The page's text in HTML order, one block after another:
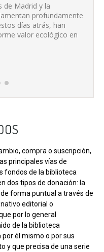
de Madrid y la
profundamente
días atrás, han
valor ecológico en
compra o suscripción,
principales vías de
fondos de la biblioteca
dos tipos de donación: la
forma puntual a través de
editorial o
por lo general
de la biblioteca
él mismo o por sus
y que precisa de una serie